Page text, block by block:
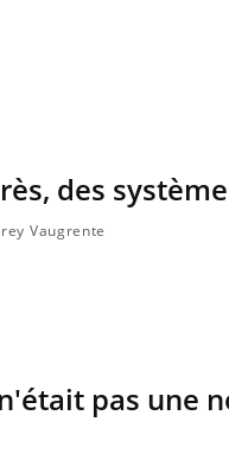
des
Vaugrente
pas une